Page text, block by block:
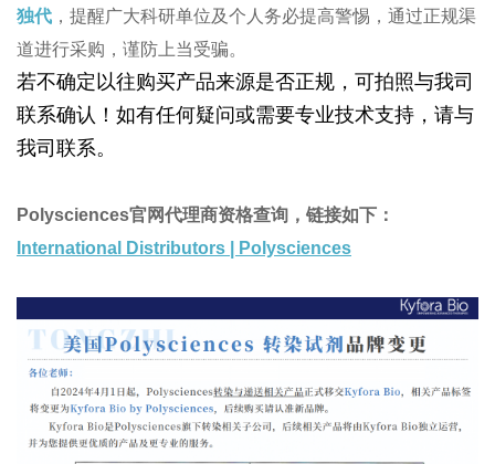
独代 ，提醒广大科研单位及个人务必提高警惕，通过正规渠
道进行采购，谨防上当受骗。
若不确定以往购买产品来源是否正规，可拍照与我司
联系确认！如有任何疑问或需要专业技术支持，请与
我司联系。
Polysciences官网代理商资格查询，链接如下：
International Distributors | Polysciences